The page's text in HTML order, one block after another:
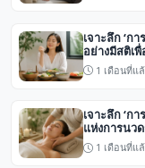
เจาะลึก ‘ก
อย่างมีสติเ
1 เดือนที่แ
เจาะลึก ‘ก
แห่งการนว
ระบบภูมิคุ้ม
1 เดือนที่แ